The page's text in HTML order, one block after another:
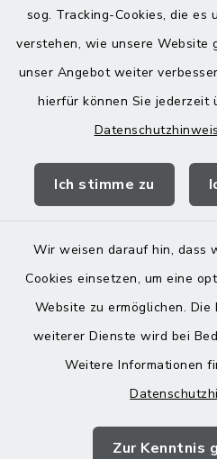
sog. Tracking-Cookies, die es
verstehen, wie unsere Website
unser Angebot weiter
hierfür können Sie jederzeit
Ich stimme zu
Wir weisen darauf hin, dass
Cookies einsetzen, um eine
Website zu ermöglichen.
weiterer Dienste wird bei
Weitere Informationen
Zur Kenntnis
08:00-12:00 Uhr
Donnerstag zusätzlich:
13:00-18:00 Uhr
Landratsamt Mühldorf